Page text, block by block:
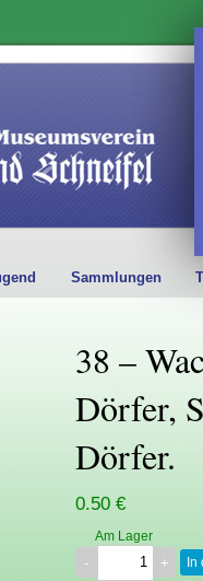
Sammlungen
38 –
Dörfer,
Dörfer.
0.50 €
Am Lager
In